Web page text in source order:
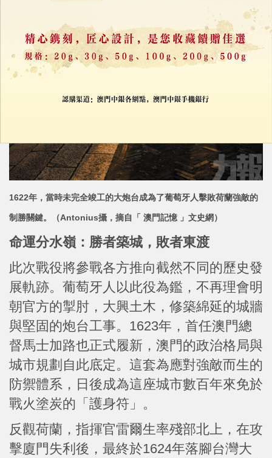
1622年，當時未完全竣工的大炮台成為了葡萄牙人擊敗荷蘭強敵的
制勝關鍵。（Antonius攝，摘自「 澳門記憶 」文史網）
命運分水嶺：勝者築城，敗者東渡
此次戰役將參戰各方推向截然不同的歷史發
展軌跡。葡萄牙人以此役為鑑，不再理會明
朝官方的掣肘，大興土木，修築綿延的城牆
與堅固的炮台工事。1623年，首任澳門總
督馬士加路也正式履新，澳門的政治格局與
城市規劃自此底定。這套為應對強敵而生的
防禦體系，日後成為這座城市數百年來免於
戰火塗炭的「護身符」。
反觀荷蘭，指揮官雷爾生率殘部北上，在攻
擊廈門失利後，最終於1624年落腳台灣大